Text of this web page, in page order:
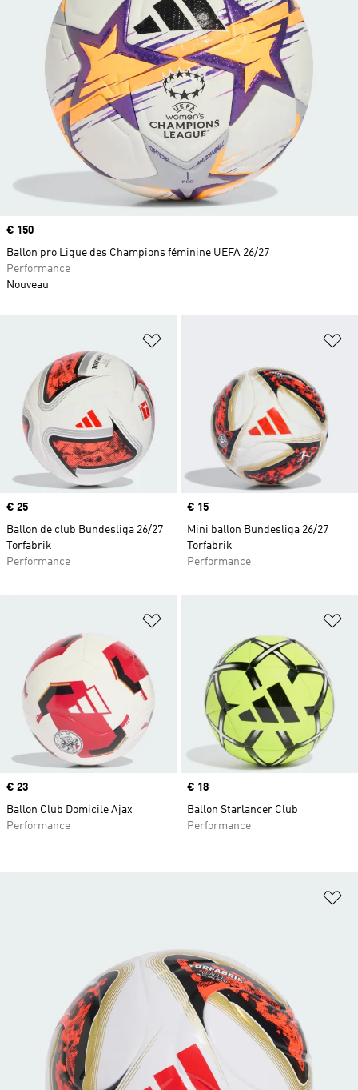
Ajouter à la Liste de produits
Prix
€ 25
Ballon de club Bundesliga 26/27
Torfabrik
Performance
Prix
€ 15
Mini ballon Bundesliga 26/27
Torfabrik
Performance
Ajouter à la Liste de produits
Prix
€ 23
Ballon Club Domicile Ajax
Performance
Prix
€ 18
Ballon Starlancer Club
Performance
Prix
€ 150
Ballon pro Ligue des Champions féminine UEFA 26/27
Performance
Nouveau